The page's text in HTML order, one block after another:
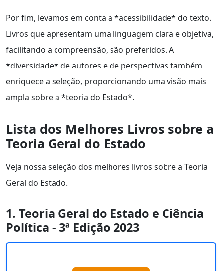
Por fim, levamos em conta a *acessibilidade* do texto.
Livros que apresentam uma linguagem clara e objetiva,
facilitando a compreensão, são preferidos. A
*diversidade* de autores e de perspectivas também
enriquece a seleção, proporcionando uma visão mais
ampla sobre a *teoria do Estado*.
Lista dos Melhores Livros sobre a
Teoria Geral do Estado
Veja nossa seleção dos melhores livros sobre a Teoria
Geral do Estado.
1. Teoria Geral do Estado e Ciência
Política - 3ª Edição 2023